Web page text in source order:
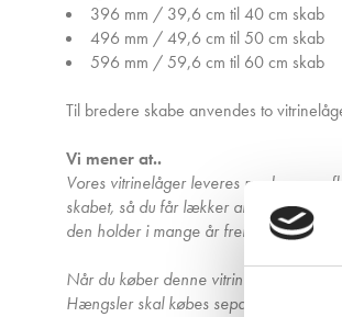
396 mm / 39,6 cm til 40 cm skab
496 mm / 49,6 cm til 50 cm skab
596 mm / 59,6 cm til 60 cm skab
Til bredere skabe anvendes to
Vi mener at..
Vores vitrinelåger leveres med en
skabet, så du får lækker
den holder i mange år fremover og
Når du køber denne vitrinelåge, får du
Hængsler skal købes separat.